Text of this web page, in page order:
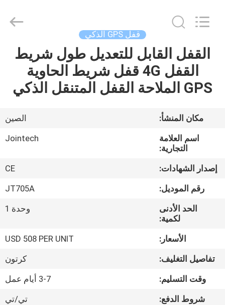
الصفحة
الرئيسية
عرض
الافتراضي
معلومات
جولة
في
المعمل
Reserved.
قفل GPS الذكي
القفل القابل للتعديل طول شريط
القفل 4G قفل شريط الحاوية
GPS الملاحة القفل المتنقل الذكي
مكان المنشأ:
الصين
اسم العلامة
التجارية:
Jointech
إصدار الشهادات:
CE
رقم الموديل:
JT705A
الحد الأدنى
لكمية:
وحدة 1
الأسعار:
USD 508 PER UNIT
تفاصيل التغليف:
كرتون
وقت التسليم:
3-7 أيام عمل
شروط الدفع:
تي/تي